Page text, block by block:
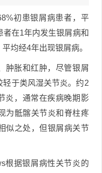
初患银屑病患者，平
在1年内发生银屑病和
均经4年出现银屑病。
肿胀和红肿，尽管银屑
于类风湿关节炎。约2
炎，通常在疾病晚期影
为骶髂关节炎和脊柱疼
似之处，但银屑病关节
根据银屑病性关节炎的